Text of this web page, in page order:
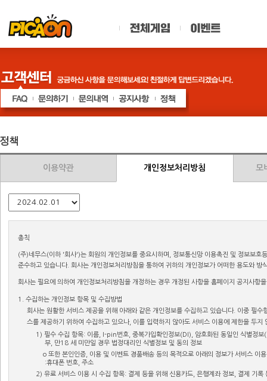
이용약관 개인정보처리방침 모
총칙
(주)네무스(이하 '회사')는 회원의 개인정보를 중요시하며, 정보통신망 이용촉진 및 정보보
준수하고 있습니다. 회사는 개인정보처리방침을 통하여 귀하의 개인정보가 어떠한 용도와
회사는 필요에 의하여 개인정보처리방침을 개정하는 경우 개정된 사항을 홈페이지 공지사
1. 수집하는 개인정보 항목 및 수집방법
회사는 원활한 서비스 제공을 위해 아래와 같은 개인정보를 수집하고 있습니다. 이중 필
스를 제공하기 위하여 수집하고 있으나, 이를 입력하지 않아도 서비스 이용에 제한을 두지
1) 필수 수집 항목: 이름, I-pin번호, 중복가입확인정보(DI), 암호화된 동일인 식별정
부, 만18 세 미만일 경우 법정대리인 식별정보 및 동의 정보
o 또한 본인인증, 이용 및 이벤트 경품배송 등의 목적으로 아래의 정보가 서비스 이
:휴대폰 번호, 주소
2) 유료 서비스 이용 시 수집 항목: 결제 등을 위해 신용카드, 은행계좌 정보, 결제 기록